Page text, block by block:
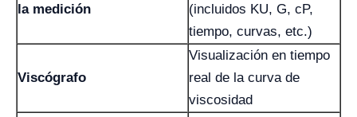
la medición
(incluidos KU, G, cP,
tiempo, curvas, etc.)
Viscógrafo
Visualización en tiempo
real de la curva de
viscosidad